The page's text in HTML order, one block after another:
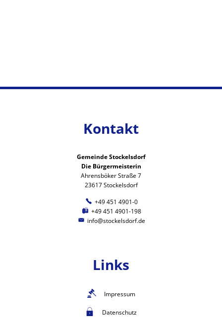
Kontakt
Gemeinde Stockelsdorf
Die Bürgermeisterin
Ahrensböker Straße 7
23617 Stockelsdorf
+49 451 4901-0
+49 451 4901-198
info@stockelsdorf.de
Links
Impressum
Datenschutz